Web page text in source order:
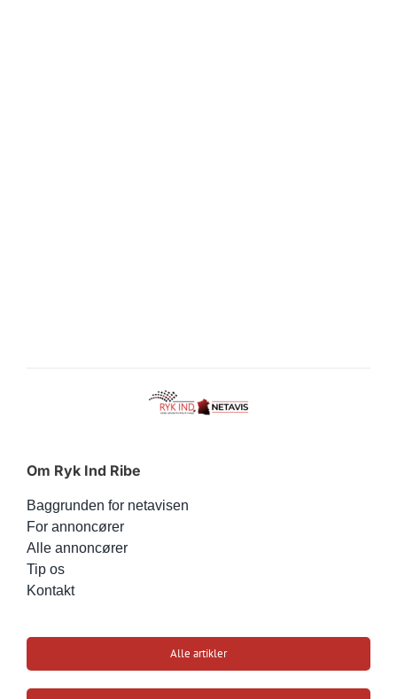
Om Ryk Ind Ribe
Baggrunden for netavisen
For annoncører
Alle annoncører
Tip os
Kontakt
Alle artikler